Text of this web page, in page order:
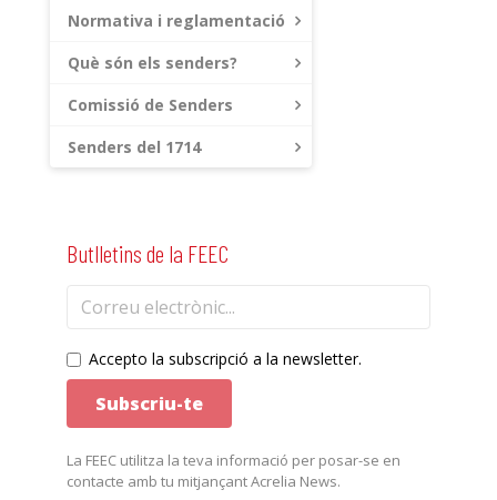
Normativa i reglamentació
Què són els senders?
Comissió de Senders
Senders del 1714
Butlletins de la FEEC
Accepto la subscripció a la newsletter.
La FEEC utilitza la teva informació per posar-se en
contacte amb tu mitjançant Acrelia News.